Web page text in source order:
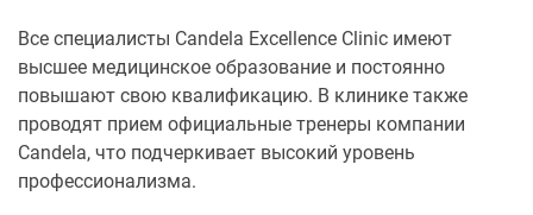
Все специалисты Candela Excellence Clinic имеют
высшее медицинское образование и постоянно
повышают свою квалификацию. В клинике также
проводят прием официальные тренеры компании
Candela, что подчеркивает высокий уровень
профессионализма.